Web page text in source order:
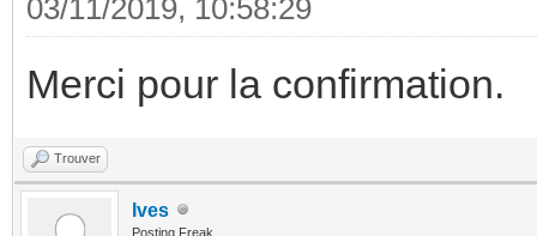
03/11/2019, 10:58:29
Merci pour la confirmation.
Trouver
Ives
Posting Freak